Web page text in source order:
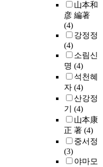
山本和
彦 編著
(4)
강정정
(4)
소림신
명 (4)
석천혜
자 (4)
산강정
기 (4)
山本康
正 著 (4)
중서정
(3)
야마모